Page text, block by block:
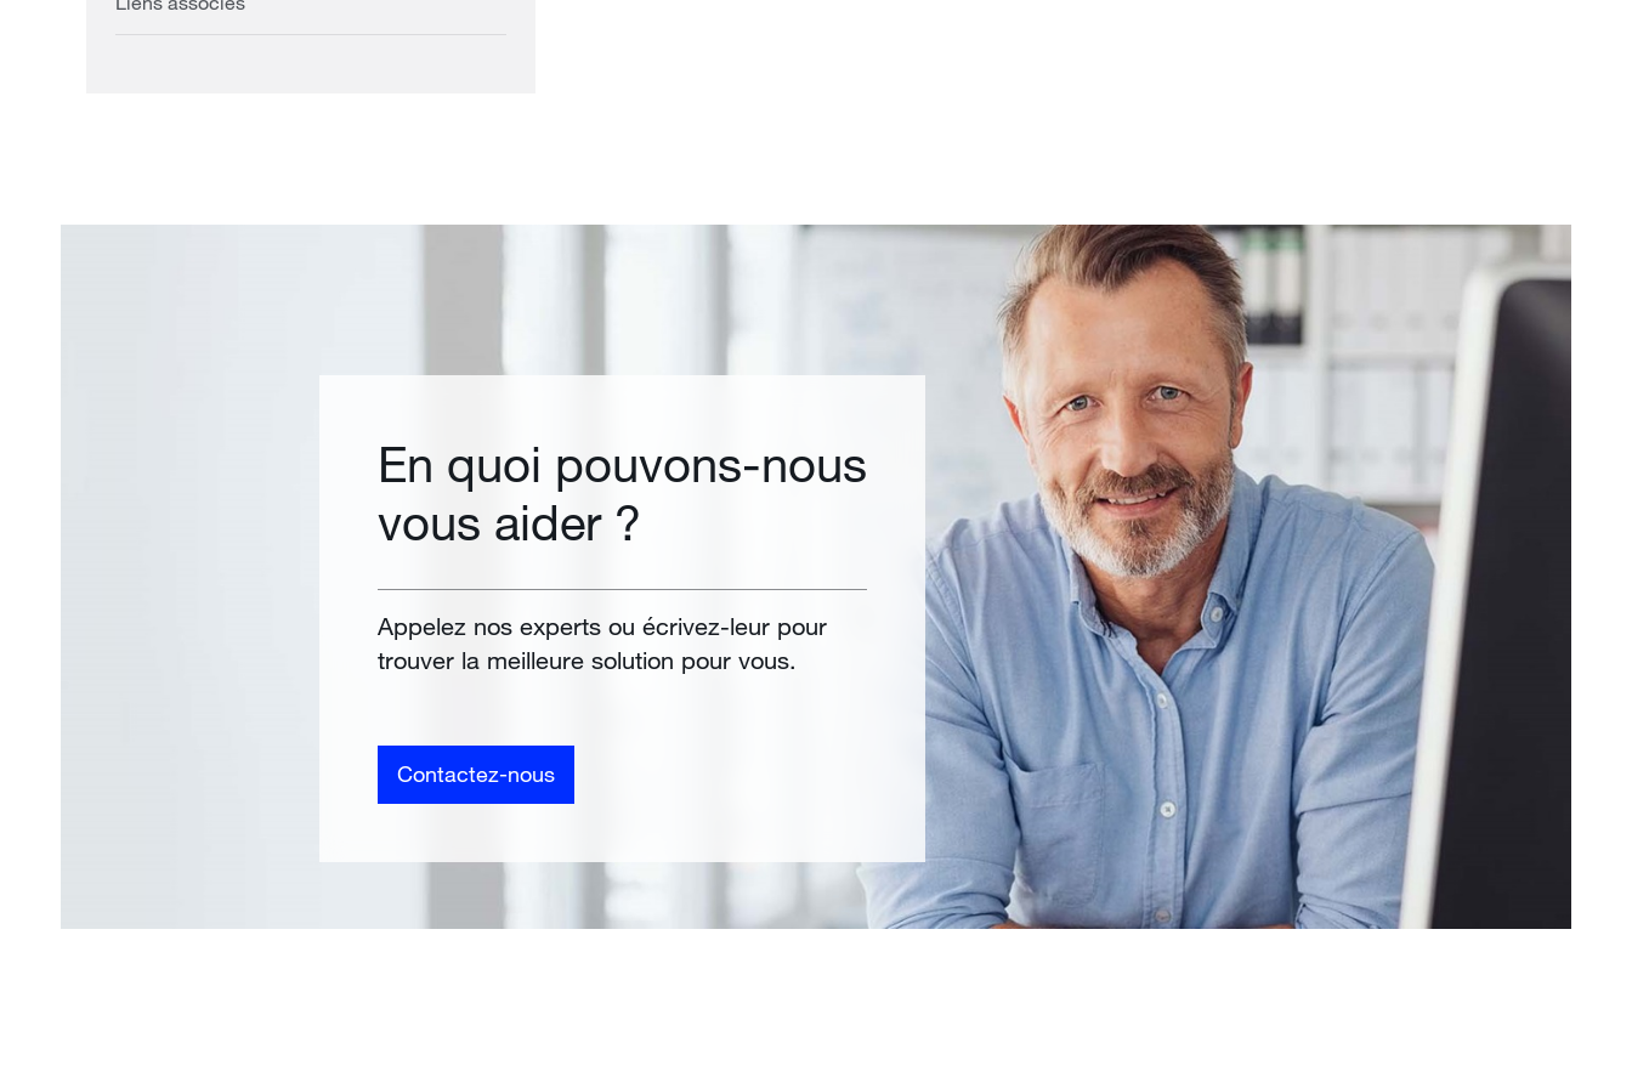
En quoi pouvons-nous
vous aider ?
Appelez nos experts ou écrivez-leur pour
trouver la meilleure solution pour vous.
Contactez-nous